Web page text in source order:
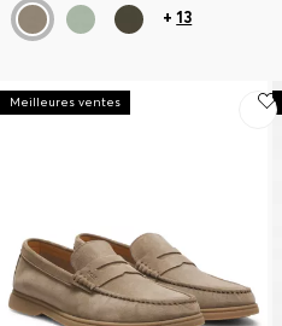
+13
Meilleures ventes